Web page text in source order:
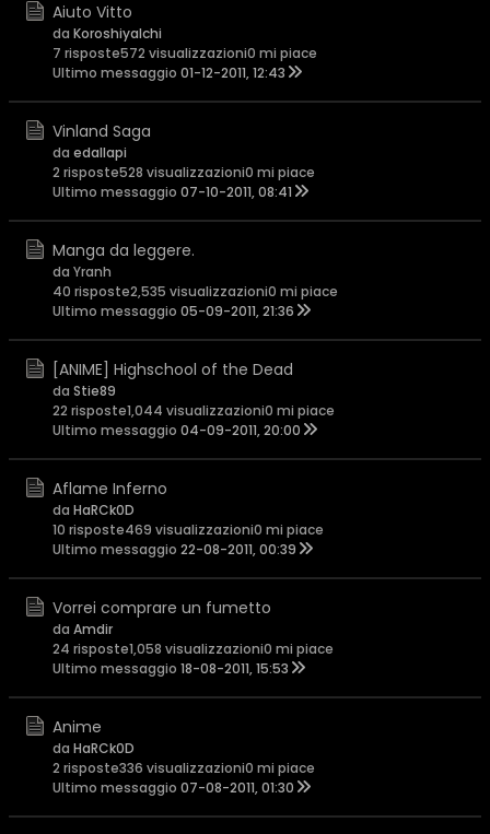
Aiuto Vitto
da KoroshiyaIchi
7 risposte572 visualizzazioni0 mi piace
Ultimo messaggio 01-12-2011, 12:43
Vinland Saga
da edallapi
2 risposte528 visualizzazioni0 mi piace
Ultimo messaggio 07-10-2011, 08:41
Manga da leggere.
da Yranh
40 risposte2,535 visualizzazioni0 mi piace
Ultimo messaggio 05-09-2011, 21:36
[ANIME] Highschool of the Dead
da Stie89
22 risposte1,044 visualizzazioni0 mi piace
Ultimo messaggio 04-09-2011, 20:00
Aflame Inferno
da HaRCk0D
10 risposte469 visualizzazioni0 mi piace
Ultimo messaggio 22-08-2011, 00:39
Vorrei comprare un fumetto
da Amdir
24 risposte1,058 visualizzazioni0 mi piace
Ultimo messaggio 18-08-2011, 15:53
Anime
da HaRCk0D
2 risposte336 visualizzazioni0 mi piace
Ultimo messaggio 07-08-2011, 01:30